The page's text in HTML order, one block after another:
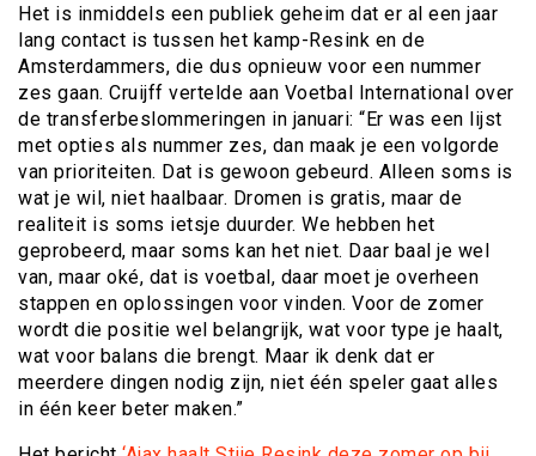
Het is inmiddels een publiek geheim dat er al een jaar
lang contact is tussen het kamp-Resink en de
Amsterdammers, die dus opnieuw voor een nummer
zes gaan. Cruijff vertelde aan Voetbal International over
de transferbeslommeringen in januari: “Er was een lijst
met opties als nummer zes, dan maak je een volgorde
van prioriteiten. Dat is gewoon gebeurd. Alleen soms is
wat je wil, niet haalbaar. Dromen is gratis, maar de
realiteit is soms ietsje duurder. We hebben het
geprobeerd, maar soms kan het niet. Daar baal je wel
van, maar oké, dat is voetbal, daar moet je overheen
stappen en oplossingen voor vinden. Voor de zomer
wordt die positie wel belangrijk, wat voor type je haalt,
wat voor balans die brengt. Maar ik denk dat er
meerdere dingen nodig zijn, niet één speler gaat alles
in één keer beter maken.”